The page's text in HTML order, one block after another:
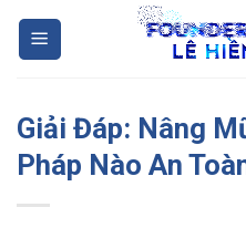
Skip
Giải Đáp: Nâng
Pháp Nào An